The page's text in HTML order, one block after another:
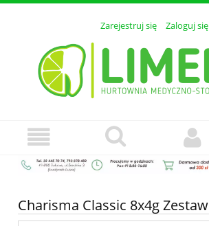
Zarejestruj się Zaloguj się
Charisma Classic 8x4g Zestaw